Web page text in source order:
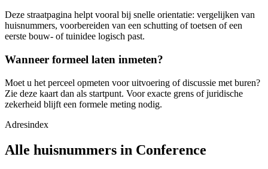
Deze straatpagina helpt vooral bij snelle orientatie: vergelijken van
huisnummers, voorbereiden van een schutting of toetsen of een
eerste bouw- of tuinidee logisch past.
Wanneer formeel laten inmeten?
Moet u het perceel opmeten voor uitvoering of discussie met buren?
Zie deze kaart dan als startpunt. Voor exacte grens of juridische
zekerheid blijft een formele meting nodig.
Adresindex
Alle huisnummers in Conference